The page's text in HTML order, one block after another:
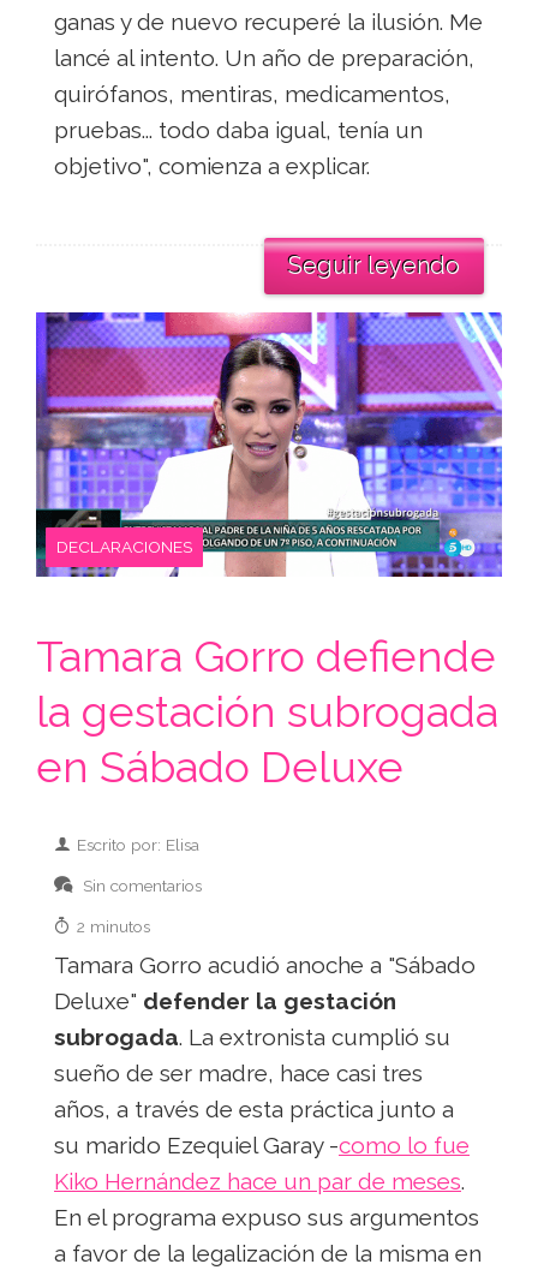
ganas y de nuevo recuperé la ilusión. Me
lancé al intento. Un año de preparación,
quirófanos, mentiras, medicamentos,
pruebas... todo daba igual, tenía un
objetivo", comienza a explicar.
Seguir leyendo
DECLARACIONES
Tamara Gorro defiende
la gestación subrogada
en Sábado Deluxe
Escrito por: Elisa
Sin comentarios
2 minutos
Tamara Gorro acudió anoche a "Sábado
Deluxe" defender la gestación
subrogada. La extronista cumplió su
sueño de ser madre, hace casi tres
años, a través de esta práctica junto a
su marido Ezequiel Garay -como lo fue
Kiko Hernández hace un par de meses.
En el programa expuso sus argumentos
a favor de la legalización de la misma en